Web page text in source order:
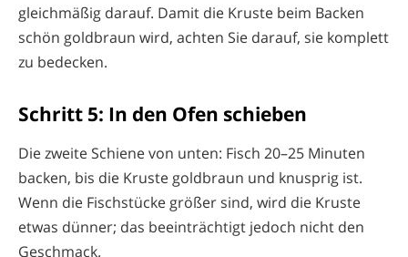
gleichmäßig darauf. Damit die Kruste beim Backen
schön goldbraun wird, achten Sie darauf, sie komplett
zu bedecken.
Schritt 5: In den Ofen schieben
Die zweite Schiene von unten: Fisch 20–25 Minuten
backen, bis die Kruste goldbraun und knusprig ist.
Wenn die Fischstücke größer sind, wird die Kruste
etwas dünner; das beeinträchtigt jedoch nicht den
Geschmack.